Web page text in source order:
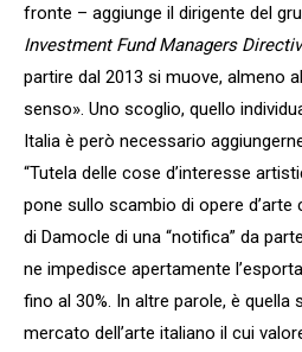
fronte – aggiunge il dirigente del
Investment Fund Managers
partire dal 2013 si muove, almeno
senso». Uno scoglio, quello
Italia è però necessario
“Tutela delle cose d’interesse
pone sullo scambio di opere d’arte
di Damocle di una “notifica” da
ne impedisce apertamente
fino al 30%. In altre parole, è
mercato dell’arte italiano il cui